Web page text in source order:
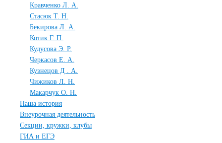
Кравченко Л. А.
Стасюк Т. Н.
Бекирова Л. А.
Котик Г. П.
Кудусова Э. Р.
Черкасов Е. А.
Кузнецов Д . А.
Чижиков Л. Н.
Макарчук О. Н.
Наша история
Внеурочная деятельность
Секции, кружки, клубы
ГИА и ЕГЭ